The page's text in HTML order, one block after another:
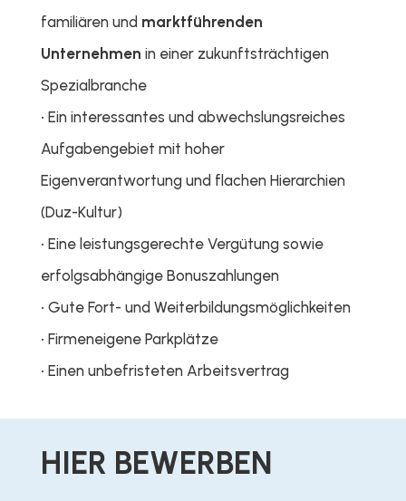
familiären und marktführenden
Unternehmen in einer zukunftsträchtigen
Spezialbranche
• Ein interessantes und abwechslungsreiches
Aufgabengebiet mit hoher
Eigenverantwortung und flachen Hierarchien
(Duz-Kultur)
• Eine leistungsgerechte Vergütung sowie
erfolgsabhängige Bonuszahlungen
• Gute Fort- und Weiterbildungsmöglichkeiten
• Firmeneigene Parkplätze
• Einen unbefristeten Arbeitsvertrag
HIER BEWERBEN